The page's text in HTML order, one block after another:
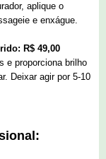
aplique o
e enxágue.
R$ 49,00
e proporciona brilho
Deixar agir por 5-10